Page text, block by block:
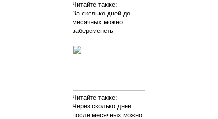
Читайте также:
За сколько дней до
месячных можно
забеременеть
Читайте также:
Через сколько дней
после месячных можно